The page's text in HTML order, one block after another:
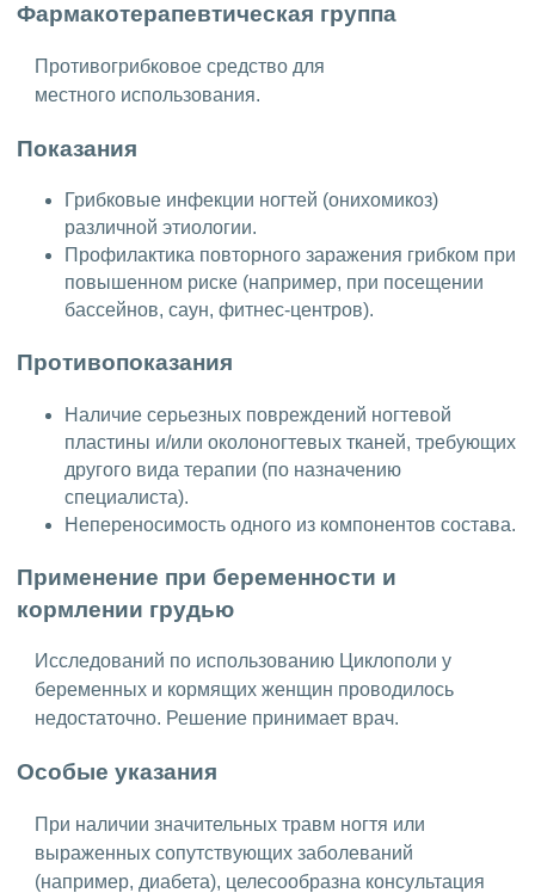
Фармакотерапевтическая группа
Противогрибковое средство для
местного использования.
Показания
Грибковые инфекции ногтей (онихомикоз)
различной этиологии.
Профилактика повторного заражения грибком при
повышенном риске (например, при посещении
бассейнов, саун, фитнес-центров).
Противопоказания
Наличие серьезных повреждений ногтевой
пластины и/или околоногтевых тканей, требующих
другого вида терапии (по назначению
специалиста).
Непереносимость одного из компонентов состава.
Применение при беременности и
кормлении грудью
Исследований по использованию Циклополи у
беременных и кормящих женщин проводилось
недостаточно. Решение принимает врач.
Особые указания
При наличии значительных травм ногтя или
выраженных сопутствующих заболеваний
(например, диабета), целесообразна консультация